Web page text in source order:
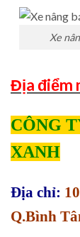
Xe
Địa điểm
CÔNG
XANH
Địa chỉ:
Q.Bình